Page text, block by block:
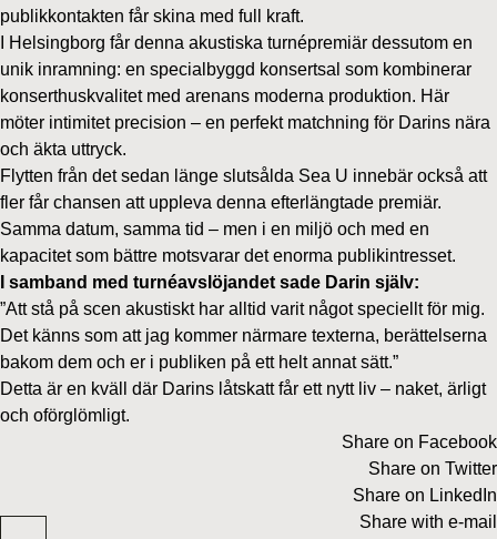
publikkontakten får skina med full kraft.
I Helsingborg får denna akustiska turnépremiär dessutom en
unik inramning: en specialbyggd konsertsal som kombinerar
konserthuskvalitet med arenans moderna produktion. Här
möter intimitet precision – en perfekt matchning för Darins nära
och äkta uttryck.
Flytten från det sedan länge slutsålda Sea U innebär också att
fler får chansen att uppleva denna efterlängtade premiär.
Samma datum, samma tid – men i en miljö och med en
kapacitet som bättre motsvarar det enorma publikintresset.
I samband med turnéavslöjandet sade Darin själv:
”Att stå på scen akustiskt har alltid varit något speciellt för mig.
Det känns som att jag kommer närmare texterna, berättelserna
bakom dem och er i publiken på ett helt annat sätt.”
Detta är en kväll där Darins låtskatt får ett nytt liv – naket, ärligt
och oförglömligt.
Share on Facebook
Share on Twitter
Share on LinkedIn
Share with e-mail